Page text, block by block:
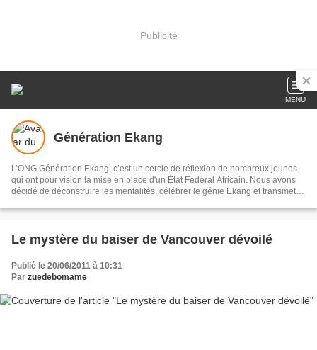
Publicité
MENU
Génération Ekang
L’ONG Génération Ekang, c’est un cercle de réflexion de nombreux jeunes
qui ont pour vision la mise en place d'un État Fédéral Africain. Nous avons
décidé de déconstruire les mentalités, célébrer le génie Ekang et transmettre
avenirs.
Le mystère du baiser de Vancouver dévoilé
Publié le 20/06/2011 à 10:31
Par zuedebomame